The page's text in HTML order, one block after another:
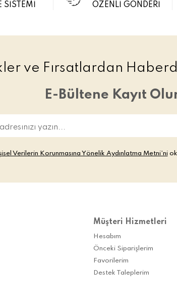
SİSTEMİ
ÖZENLİ GÖNDERİ
ve Fırsatlardan
E-Bültene Kayıt
Verilerin Korunmasına Yönelik Aydınlatma Metni’ni
Müşteri Hizmetleri
Hesabım
Önceki Siparişlerim
Favorilerim
Destek Taleplerim